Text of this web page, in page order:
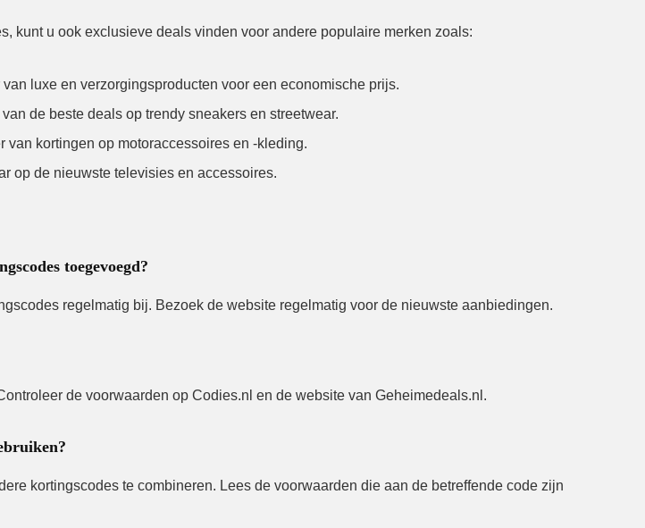
kunt u ook exclusieve deals vinden voor andere populaire merken zoals:
van luxe en verzorgingsproducten voor een economische prijs.
van de beste deals op trendy sneakers en streetwear.
van kortingen op motoraccessoires en -kleding.
op de nieuwste televisies en accessoires.
toegevoegd?
regelmatig bij. Bezoek de website regelmatig voor de nieuwste aanbiedingen.
de voorwaarden op Codies.nl en de website van Geheimedeals.nl.
kortingscodes te combineren. Lees de voorwaarden die aan de betreffende code zijn